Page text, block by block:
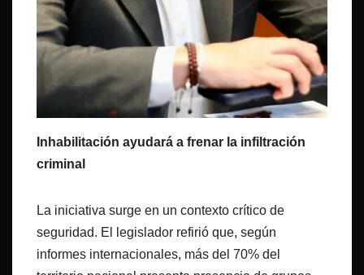
Inhabilitación ayudará a frenar la infiltración
criminal
La iniciativa surge en un contexto crítico de
seguridad. El legislador refirió que, según
informes internacionales, más del 70% del